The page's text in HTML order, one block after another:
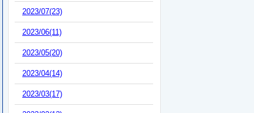
2023/07(23)
2023/06(11)
2023/05(20)
2023/04(14)
2023/03(17)